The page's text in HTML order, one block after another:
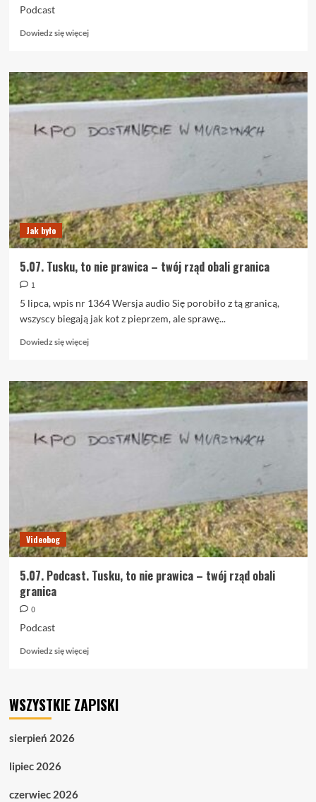
Podcast
Dowiedz się więcejDowiedz
o
12.07.
Podcast.
Zdrada
po
polsku
Jak było
5.07. Tusku, to nie prawica – twój rząd obali granica
1
5 lipca, wpis nr 1364 Wersja audio Się porobiło z tą granicą,
wszyscy biegają jak kot z pieprzem, ale sprawę...
Dowiedz się więcejDowiedz
o
5.07.
Tusku,
to
nie
prawica
granica
Videobog
5.07. Podcast. Tusku, to nie prawica – twój rząd obali
granica
0
Podcast
Dowiedz się więcejDowiedz
5.07.
WSZYSTKIE ZAPISKI
sierpień 2026
lipiec 2026
czerwiec 2026